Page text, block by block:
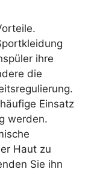
ihre
die
Einsatz
werden.
Haut zu
Sie ihn